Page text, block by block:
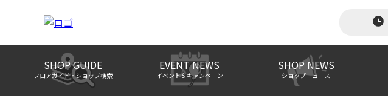
SHOP GUIDE
フロアガイド・ショップ検索
EVENT NEWS
イベント＆キャンペーン
SHOP NEWS
ショップニュース